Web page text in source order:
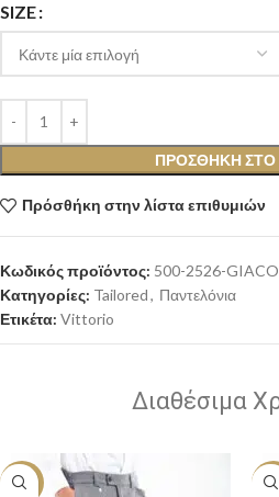
SIZE
ΠΡΟΣΘΉΚΗ ΣΤΟ
Πρόσθήκη στην λίστα επιθυμιών
Κωδικός προϊόντος: 500-2526-
Κατηγορίες: Tailored, Παντελόνια
Ετικέτα: Vittorio
Διαθέσιμα
-20% -